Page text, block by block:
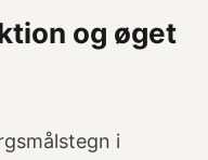
og øget
i